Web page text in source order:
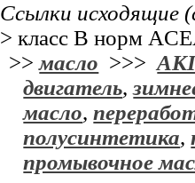
Ссылки исходящие
> класс B норм
>>масло >>>
двигатель,
масло,
полусинтетика,
промывочное